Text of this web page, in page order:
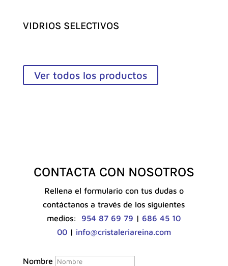
VIDRIOS SELECTIVOS
Ver todos los productos
CONTACTA CON NOSOTROS
Rellena el formulario con tus dudas o
contáctanos a través de los siguientes
medios:
954 87 69 79 | 686 45 10
00 | info@cristaleriareina.com
Nombre